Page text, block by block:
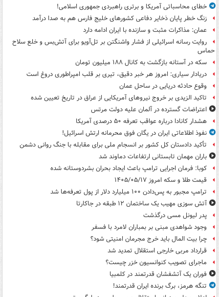
خطای محاسباتی آمریکا و برتری راهبردی جمهوری اسلامی!
زنگ خطر پایان ذخایر دفاعی کشورهای خلیج فارس هم به صدا درآمد
عمان: مذاکرات مثبت و سازنده با ایران ادامه دارد
روایت رسانه اسرائیلی از فشار واشنگتن بر تل‌آویو برای آتش‌بس و خلع سلاح
حماس
سکه در آستانه بازگشت به کانال ۱۸۸ میلیون تومان
دریادار سیاری: امروز هر خبر دقیق، تیری بر قلب امپراطوری دروغ است
وقوع حادثه دریایی در ساحل عمان
تاکید الزیدی بر خروج نیروهای آمریکایی از عراق در تاریخ تعیین شده
اعتراضات گسترده در آلمان علیه دولت مرتس
هشدار کانادا درباره عواقب تعرفه ۵۰ درصدی آمریکا
نفوذ اطلاعاتی ایران در یگان فوق محرمانه ارتش اسرائیل!
تأکید دادستان کل کشور بر انسجام ملی برای مقابله با جنگ روانی دشمن
باران مهمان تابستانی ارتفاعات دماوند شد
کوبا: فرمان اجرایی ترامپ باعث ایجاد بحران بشردوستانه شده
قیمت طلا و سکه امروز ۱۴۰۵/۰۵/۱۷
ترامپ مجبور به پس‌دادن ۱۰۰ میلیارد دلار از پول تعرفه‌ها شد
آتش سوزی مهیب یک ساختمان ۱۲ طبقه در جاکارتا
پدر لیونل مسی درگذشت
وجود شواهدی مبنی بر بمباران لامرد با فسفر
چرا بیت المال باید خرج مجرمان امنیتی شود؟
قرارداد مربی خارجی استقلال تمدید شد
ماجرای تصویب کنوانسیون خزر چیست؟
فوران یک آتشفشان قدرتمند در کلمبیا
تنگه هرمز، برگ برنده ایران قدرتمند!